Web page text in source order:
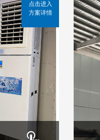
点击进入
方案详情